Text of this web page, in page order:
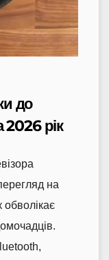
до
2026 рік
на
обволікає